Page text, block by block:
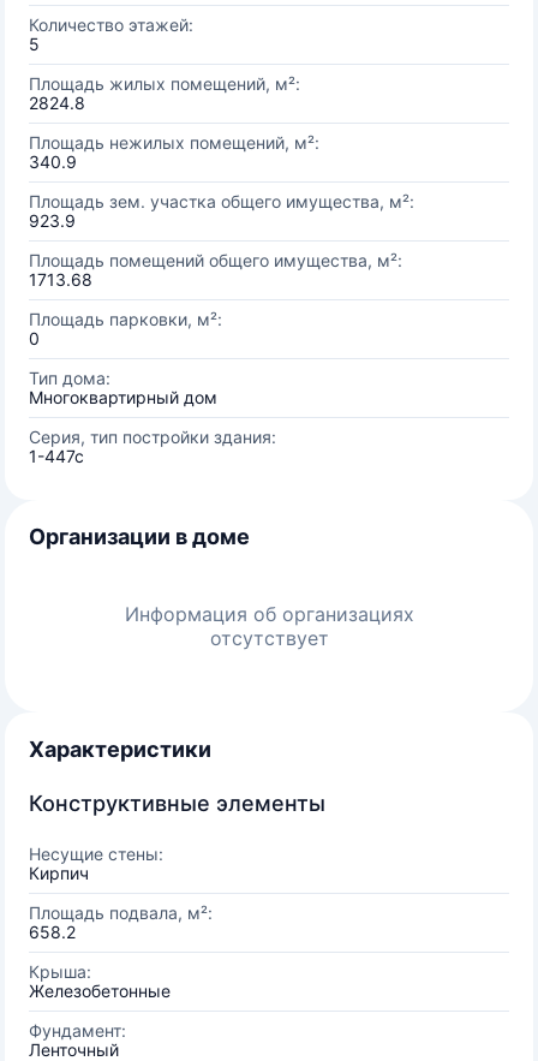
Количество этажей:
5
Площадь жилых помещений, м²:
2824.8
Площадь нежилых помещений, м²:
340.9
Площадь зем. участка общего имущества, м²:
923.9
Площадь помещений общего имущества, м²:
1713.68
Площадь парковки, м²:
0
Тип дома:
Многоквартирный дом
Серия, тип постройки здания:
1-447c
Организации в доме
Информация об организациях
отсутствует
Характеристики
Конструктивные элементы
Несущие стены:
Кирпич
Площадь подвала, м²:
658.2
Крыша:
Железобетонные
Фундамент:
Ленточный